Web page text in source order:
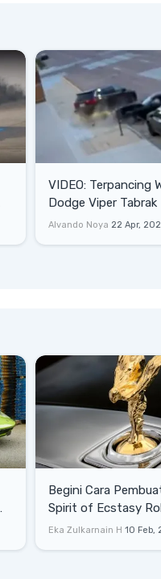
VIDEO: Terpancing
Dodge Viper Tabrak
Saat Burnout
Alvando Noya 22 Apr,
Begini Cara
Spirit of Ecstasy
Eka Zulkarnain H 10 Feb,